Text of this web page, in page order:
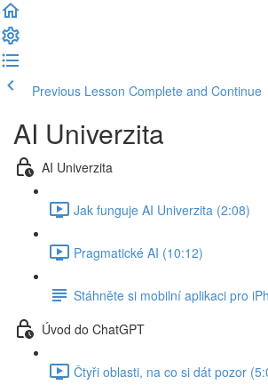
Previous Lesson Complete and Continue
AI Univerzita
AI Univerzita
Jak funguje AI Univerzita (2:08)
Pragmatické AI (10:12)
Stáhněte si mobilní aplikaci pro
Úvod do ChatGPT
Čtyři oblasti, na co si dát pozor